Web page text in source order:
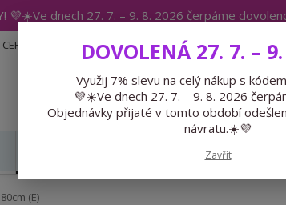
💜☀️Ve dnech 27. 7. – 9. 8. 2026 čerpáme
CERTIFIKÁTY BLOG
(E)
DOVOLENÁ 27. 7. –
Využij 7% slevu na celý nákup s
💜☀️Ve dnech 27. 7. – 9. 8. 2026
Objednávky přijaté v tomto období
návratu.☀️💜
Zavřít